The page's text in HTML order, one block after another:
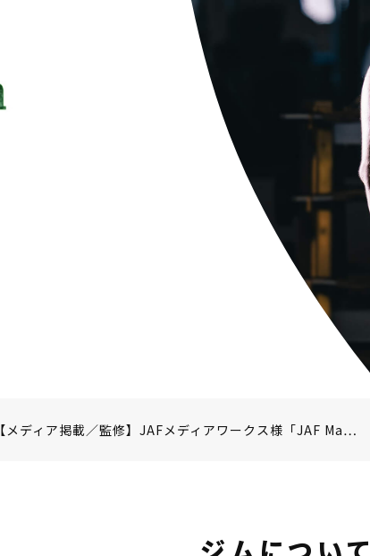
【メディア掲載／監修】JAFメディアワークス様「JAF Ma…